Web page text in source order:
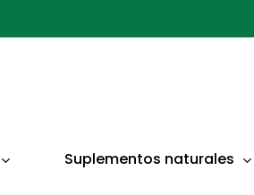
para buscar o ESC para cerrar
Suplementos naturales